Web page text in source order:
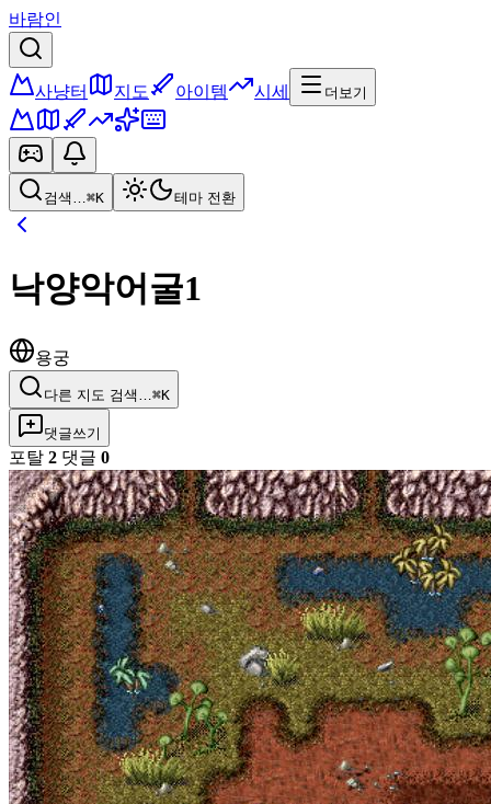
바람인
사냥터 지도 아이템 시세 더보기
검색…⌘K 테마 전환
낙양악어굴1
용궁
다른 지도 검색… ⌘K
댓글쓰기
포탈 2 댓글 0